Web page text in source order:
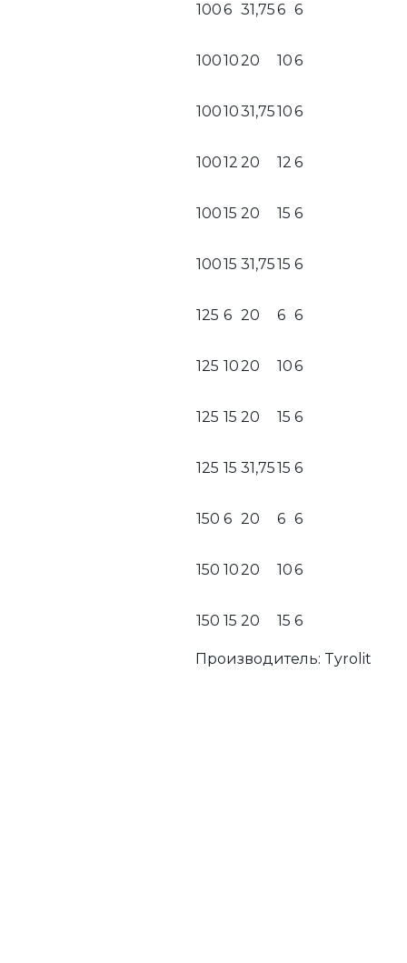
1006 31,756 6
1001020 106
1001031,75106
10012 20 12 6
10015 20 15 6
10015 31,7515 6
125 6 20 6 6
125 1020 106
125 15 20 15 6
125 15 31,7515 6
150 6 20 6 6
150 1020 106
150 15 20 15 6
Производитель: Tyrolit